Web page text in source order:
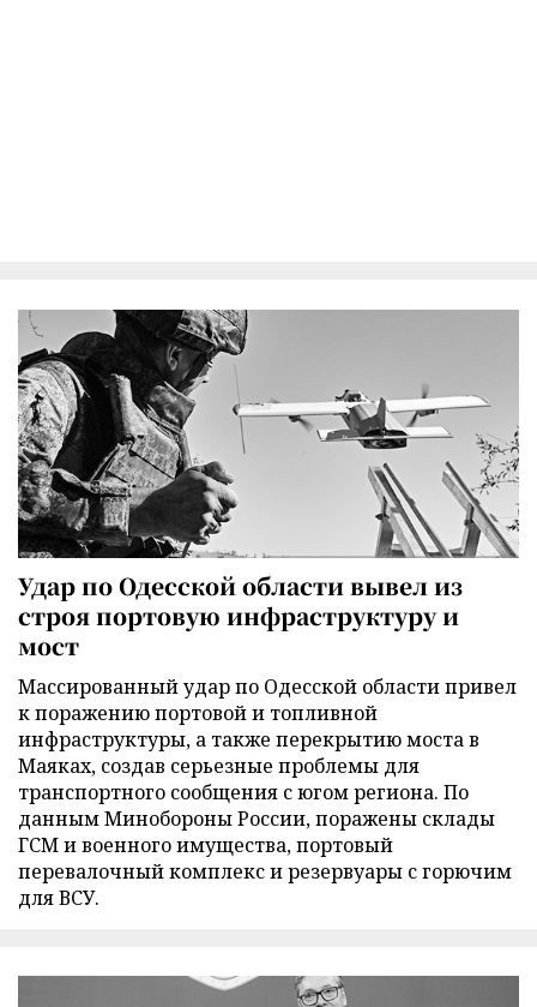
Удар по Одесской области вывел из
строя портовую инфраструктуру и
мост
Массированный удар по Одесской области привел
к поражению портовой и топливной
инфраструктуры, а также перекрытию моста в
Маяках, создав серьезные проблемы для
транспортного сообщения с югом региона. По
данным Минобороны России, поражены склады
ГСМ и военного имущества, портовый
перевалочный комплекс и резервуары с горючим
для ВСУ.